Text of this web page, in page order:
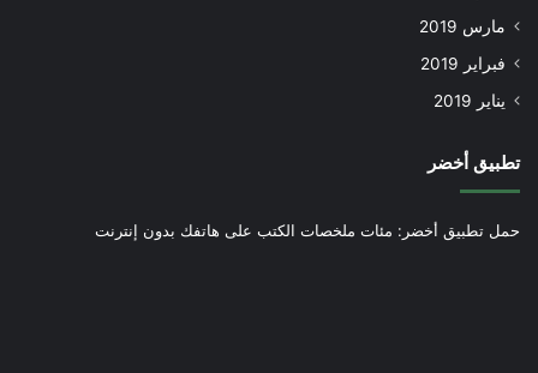
مارس 2019
فبراير 2019
يناير 2019
تطبيق أخضر
حمل تطبيق أخضر: مئات ملخصات الكتب على هاتفك بدون إنترنت